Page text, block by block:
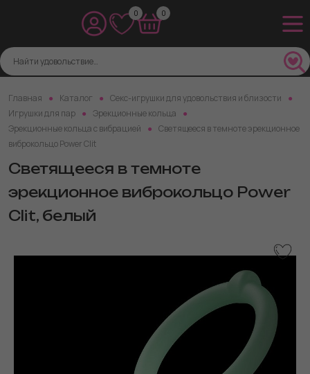
0 0
Главная Каталог
Секс-игрушки для удовольствия и близости
Игрушки для пар
Эрекционные кольца
Эрекционные кольца с вибрацией
Светящееся в темноте эрекционное
виброкольцо Power Clit
Светящееся в темноте
эрекционное виброкольцо Power
Clit, белый